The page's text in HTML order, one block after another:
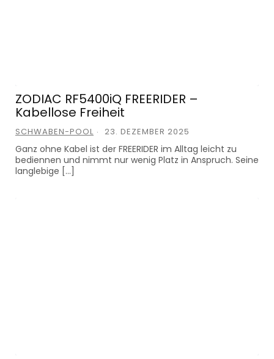
ZODIAC RF5400iQ FREERIDER –
Kabellose Freiheit
SCHWABEN-POOL 23. DEZEMBER 2025
Ganz ohne Kabel ist der FREERIDER im Alltag leicht zu
bediennen und nimmt nur wenig Platz in Anspruch. Seine
langlebige […]